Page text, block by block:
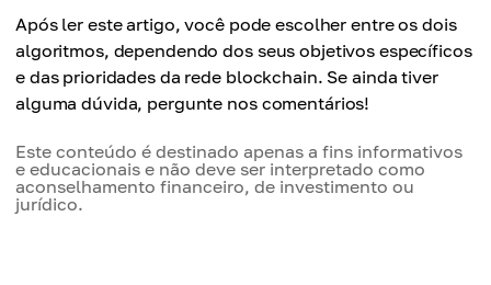
Baixo. Requer staking de tokens em vez de poder
de computação.
Proof-of-Stake
Alto, mas depende da distribuição de staking.
Risco ligeiramente maior de centralização.
Limitada. Baixa capacidade de processamento e
transações mais lentas.
Proof-of-Stake
Melhor escalabilidade. Maior velocidade de
transação e menores taxas.
Após ler este artigo, você pode escolher entre os dois
algoritmos, dependendo dos seus objetivos específicos
e das prioridades da rede blockchain. Se ainda tiver
alguma dúvida, pergunte nos comentários!
Este conteúdo é destinado apenas a fins informativos
e educacionais e não deve ser interpretado como
aconselhamento financeiro, de investimento ou
jurídico.